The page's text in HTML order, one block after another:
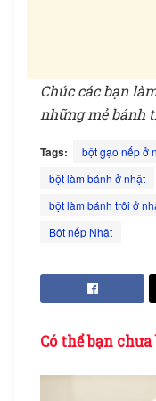
Chúc các bạn
những mẻ bánh
Tags: bột gạo nếp ở
bột làm bánh ở nhật
bột làm bánh trôi ở
Bột nếp Nhật
Có thể bạn